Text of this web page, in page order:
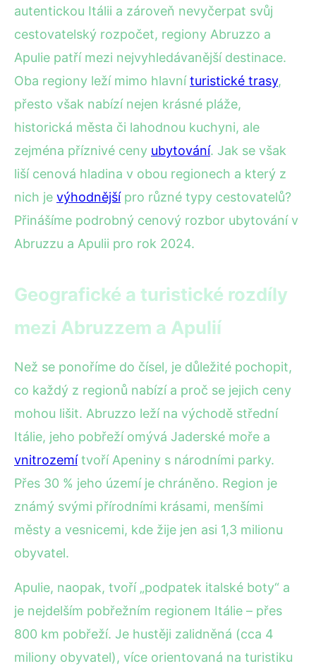
autentickou Itálii a zároveň nevyčerpat svůj
cestovatelský rozpočet, regiony Abruzzo a
Apulie patří mezi nejvyhledávanější destinace.
Oba regiony leží mimo hlavníturistické trasy,
přesto však nabízí nejen krásné pláže,
historická města či lahodnou kuchyni, ale
zejména příznivé ceny ubytování. Jak se však
liší cenová hladina v obou regionech a který z
nich je výhodnějšípro různé typy cestovatelů?
Přinášíme podrobný cenový rozbor ubytování v
Abruzzu a Apulii pro rok 2024.
Geografické a turistické rozdíly
mezi Abruzzem a Apulií
Než se ponoříme do čísel, je důležité pochopit,
co každý z regionů nabízí a proč se jejich ceny
mohou lišit. Abruzzo leží na východě střední
Itálie, jeho pobřeží omývá Jaderské moře a
vnitrozemítvoří Apeniny s národními parky.
Přes 30 % jeho území je chráněno. Region je
známý svými přírodními krásami, menšími
městy a vesnicemi, kde žije jen asi 1,3 milionu
obyvatel.
Apulie, naopak, tvoří „podpatek italské boty“ a
je nejdelším pobřežním regionem Itálie – přes
800 km pobřeží. Je hustěji zalidněná (cca 4
miliony obyvatel), více orientovaná na turistiku